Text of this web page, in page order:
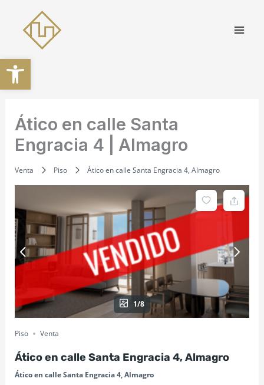
Abrir barra de herramientas
contenido
Ático en calle Santa
Engracia 4 | Almagro
Venta Piso Ático en calle Santa Engracia 4, Almagro
1/8
Piso Venta
Ático en calle Santa Engracia 4, Almagro
Ático en calle Santa Engracia 4, Almagro